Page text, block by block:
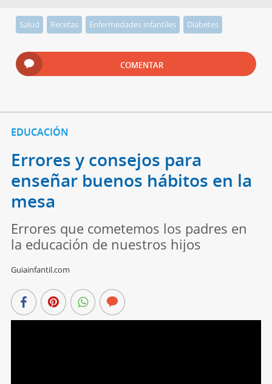
Salud Recetas Enfermedades infantiles Diabetes
COMENTAR
EDUCACIÓN
Errores y consejos para
enseñar buenos hábitos en la
mesa
Errores que cometemos los padres en
la educación de nuestros hijos
Guiainfantil.com